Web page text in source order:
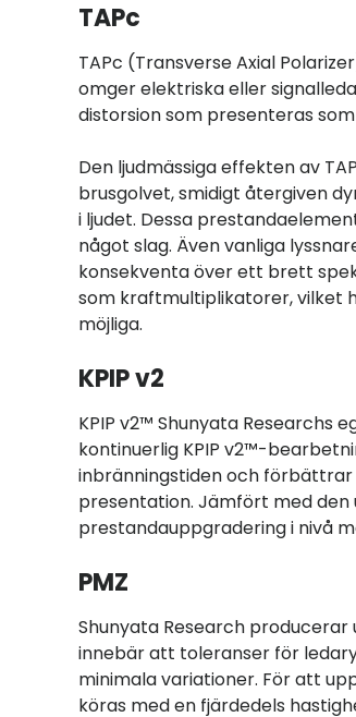
TAPc
TAPc (Transverse Axial
omger elektriska eller
distorsion som presenteras
Den ljudmässiga effekten av
brusgolvet, smidigt återgiven
i ljudet. Dessa
något slag. Även vanliga
konsekventa över ett brett
som kraftmultiplikatorer, vilket
möjliga.
KPIP v2
KPIP v2™ Shunyata Researchs
kontinuerlig KPIP v2™-
inbränningstiden och
presentation. Jämfört med den
prestandauppgradering i nivå
PMZ
Shunyata Research
innebär att toleranser för
minimala variationer. För att
köras med en fjärdedels